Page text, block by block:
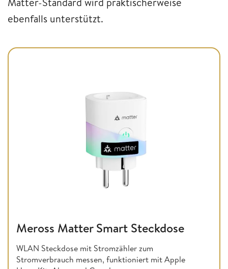
ebenfalls unterstützt.
Meross Matter Smart Steckdose
WLAN Steckdose mit Stromzähler zum
Stromverbrauch messen, funktioniert mit Apple